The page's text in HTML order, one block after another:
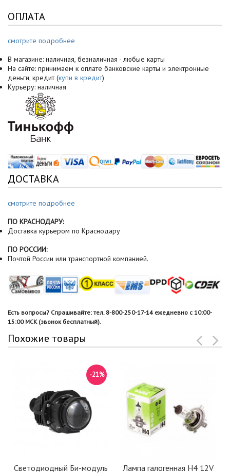
ОПЛАТА
смотрите подробнее
В магазине: наличная, безналичная - любые карты
На сайте: принимаем к оплате банковские карты и электронные
деньги, кредит (купи в кредит)
Курьеру: наличная
ДОСТАВКА
смотрите подробнее
ПО КРАСНОДАРУ:
Доставка курьером по Краснодару
ПО РОССИИ:
Почтой России или транспортной компанией.
Есть вопросы? Спрашивайте: тел. 8-800-250-17-14 ежедневно с 10:00-
15:00 МСК (звонок бесплатный).
Похожие товары
Светодиодный Би-модуль
-21%
Лампа галогенная H4 12V